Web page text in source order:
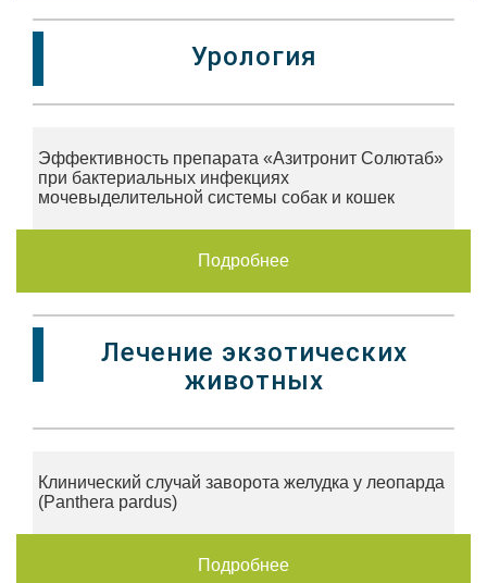
Урология
Эффективность препарата «Азитронит Солютаб»
при бактериальных инфекциях
мочевыделительной системы собак и кошек
Подробнее
Лечение экзотических
животных
Клинический случай заворота желудка у леопарда
(Panthera pardus)
Подробнее